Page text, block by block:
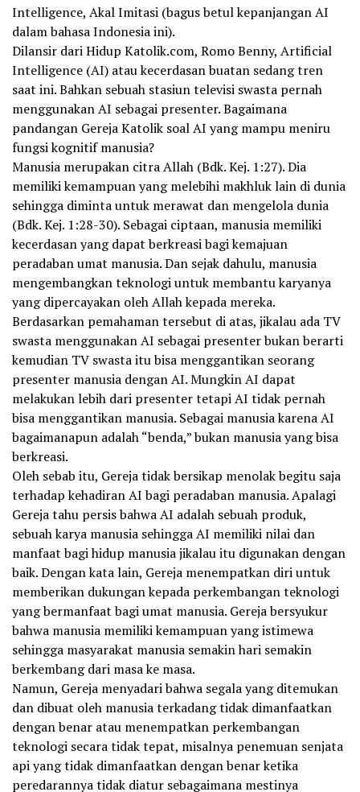
Intelligence, Akal Imitasi (bagus betul kepanjangan AI
dalam bahasa Indonesia ini).
Dilansir dari Hidup Katolik.com, Romo Benny, Artificial
Intelligence (AI) atau kecerdasan buatan sedang tren
saat ini. Bahkan sebuah stasiun televisi swasta pernah
menggunakan AI sebagai presenter. Bagaimana
pandangan Gereja Katolik soal AI yang mampu meniru
fungsi kognitif manusia?
Manusia merupakan citra Allah (Bdk. Kej. 1:27). Dia
memiliki kemampuan yang melebihi makhluk lain di dunia
sehingga diminta untuk merawat dan mengelola dunia
(Bdk. Kej. 1:28-30). Sebagai ciptaan, manusia memiliki
kecerdasan yang dapat berkreasi bagi kemajuan
peradaban umat manusia. Dan sejak dahulu, manusia
mengembangkan teknologi untuk membantu karyanya
yang dipercayakan oleh Allah kepada mereka.
Berdasarkan pemahaman tersebut di atas, jikalau ada TV
swasta menggunakan AI sebagai presenter bukan berarti
kemudian TV swasta itu bisa menggantikan seorang
presenter manusia dengan AI. Mungkin AI dapat
melakukan lebih dari presenter tetapi AI tidak pernah
bisa menggantikan manusia. Sebagai manusia karena AI
bagaimanapun adalah “benda,” bukan manusia yang bisa
berkreasi.
Oleh sebab itu, Gereja tidak bersikap menolak begitu saja
terhadap kehadiran AI bagi peradaban manusia. Apalagi
Gereja tahu persis bahwa AI adalah sebuah produk,
sebuah karya manusia sehingga AI memiliki nilai dan
manfaat bagi hidup manusia jikalau itu digunakan dengan
baik. Dengan kata lain, Gereja menempatkan diri untuk
memberikan dukungan kepada perkembangan teknologi
yang bermanfaat bagi umat manusia. Gereja bersyukur
bahwa manusia memiliki kemampuan yang istimewa
sehingga masyarakat manusia semakin hari semakin
berkembang dari masa ke masa.
Namun, Gereja menyadari bahwa segala yang ditemukan
dan dibuat oleh manusia terkadang tidak dimanfaatkan
dengan benar atau menempatkan perkembangan
teknologi secara tidak tepat, misalnya penemuan senjata
api yang tidak dimanfaatkan dengan benar ketika
peredarannya tidak diatur sebagaimana mestinya